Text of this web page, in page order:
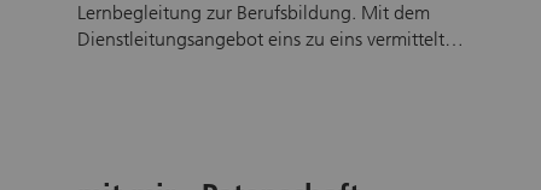
Lernbegleitung zur Berufsbildung. Mit dem
Dienstleitungsangebot eins zu eins vermittelt